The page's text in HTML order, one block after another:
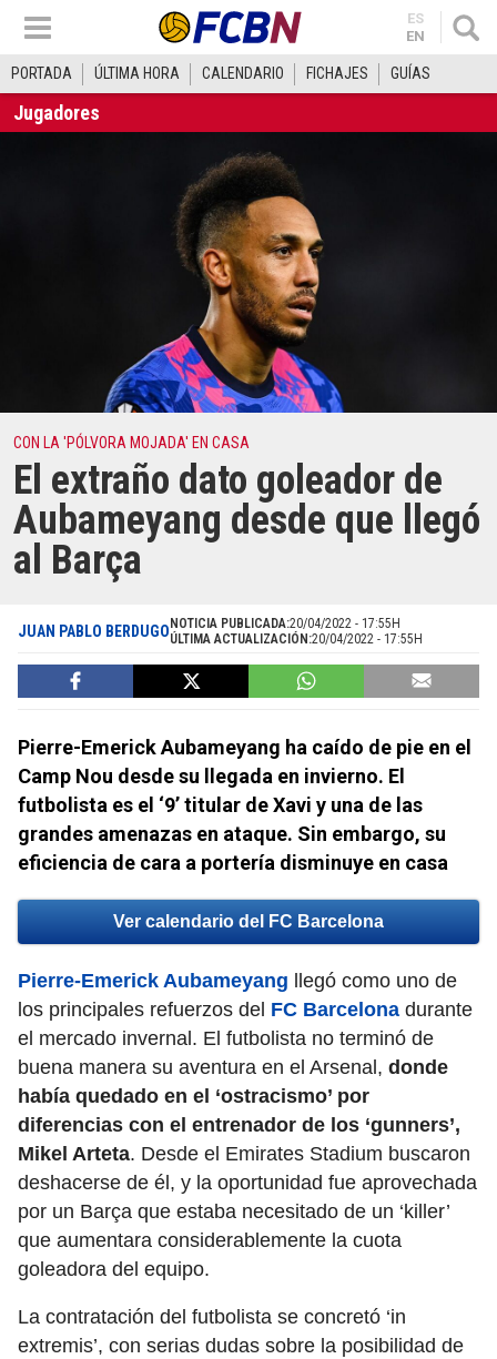
ES
EN
PORTADA ÚLTIMA HORA CALENDARIO FICHAJES GUÍAS
Jugadores
CON LA 'PÓLVORA MOJADA' EN CASA
El extraño dato goleador de
Aubameyang desde que llegó
al Barça
JUAN PABLO BERDUGO NOTICIA PUBLICADA:20/04/2022 - 17:55H
ÚLTIMA ACTUALIZACIÓN:20/04/2022 - 17:55H
Pierre-Emerick Aubameyang ha caído de pie en el
Camp Nou desde su llegada en invierno. El
futbolista es el ‘9’ titular de Xavi y una de las
grandes amenazas en ataque. Sin embargo, su
eficiencia de cara a portería disminuye en casa
Ver calendario del FC Barcelona
Pierre-Emerick Aubameyang llegó como uno de
los principales refuerzos del FC Barcelona durante
el mercado invernal. El futbolista no terminó de
buena manera su aventura en el Arsenal, donde
había quedado en el ‘ostracismo’ por
diferencias con el entrenador de los ‘gunners’,
Mikel Arteta. Desde el Emirates Stadium buscaron
deshacerse de él, y la oportunidad fue aprovechada
por un Barça que estaba necesitado de un ‘killer’
que aumentara considerablemente la cuota
goleadora del equipo.
La contratación del futbolista se concretó ‘in
extremis’, con serias dudas sobre la posibilidad de